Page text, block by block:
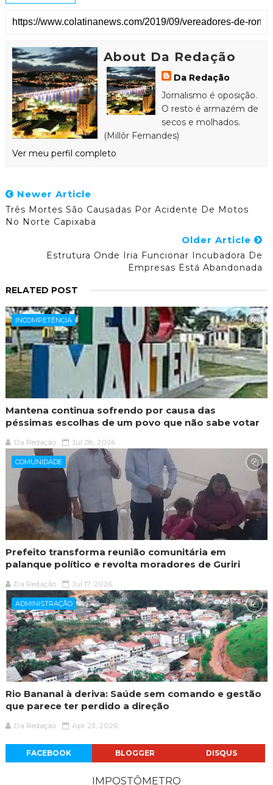
About Da Redação
Da Redação
Jornalismo é oposição.
O resto é armazém de
secos e molhados.
(Millôr Fernandes)
Ver meu perfil completo
Newer Article
Três Mortes São Causadas Por Acidente De Motos
No Norte Capixaba
Older Article
Estrutura Onde Iria Funcionar Incubadora De
Empresas Está Abandonada
RELATED POST
INCOMPETÊNCIA
Mantena continua sofrendo por causa das
péssimas escolhas de um povo que não sabe votar
Da Redação Jul 28, 2026
COMUNIDADE
Prefeito transforma reunião comunitária em
palanque político e revolta moradores de Guriri
Da Redação Jul 17, 2026
ADMINISTRAÇÃO
Rio Bananal à deriva: Saúde sem comando e gestão
que parece ter perdido a direção
Da Redação Apr 23, 2026
FACEBOOK BLOGGER DISQUS
IMPOSTÔMETRO